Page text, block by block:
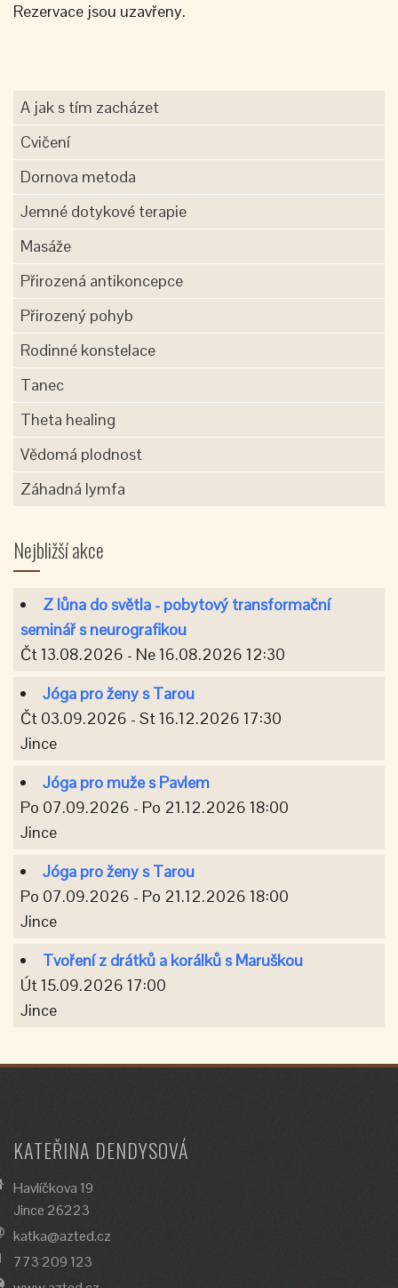
Rezervace jsou uzavřeny.
A jak s tím zacházet
Cvičení
Dornova metoda
Jemné dotykové terapie
Masáže
Přirozená antikoncepce
Přirozený pohyb
Rodinné konstelace
Tanec
Theta healing
Vědomá plodnost
Záhadná lymfa
Nejbližší akce
Z lůna do světla - pobytový transformační
seminář s neurografikou
Čt 13.08.2026 - Ne 16.08.2026 12:30
Jóga pro ženy s Tarou
Čt 03.09.2026 - St 16.12.2026 17:30
Jince
Jóga pro muže s Pavlem
Po 07.09.2026 - Po 21.12.2026 18:00
Jince
Jóga pro ženy s Tarou
Po 07.09.2026 - Po 21.12.2026 18:00
Jince
Tvoření z drátků a korálků s Maruškou
Út 15.09.2026 17:00
Jince
KATEŘINA DENDYSOVÁ
Havlíčkova 19
Jince 26223
katka@azted.cz
773 209 123